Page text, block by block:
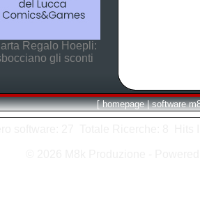
Regalo Hoepli:
gli sconti
[ homepage | software